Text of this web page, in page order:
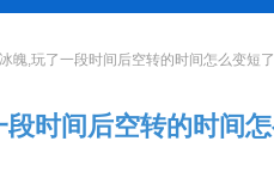
魄,玩了一段时间后空转的时间怎么变短
时间后空转的时间